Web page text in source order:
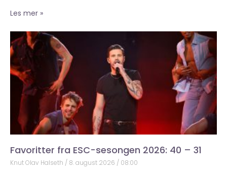
Les mer »
Favoritter fra ESC-sesongen 2026: 40 – 31
Knut Olav Halseth 8. august 2026 08:00